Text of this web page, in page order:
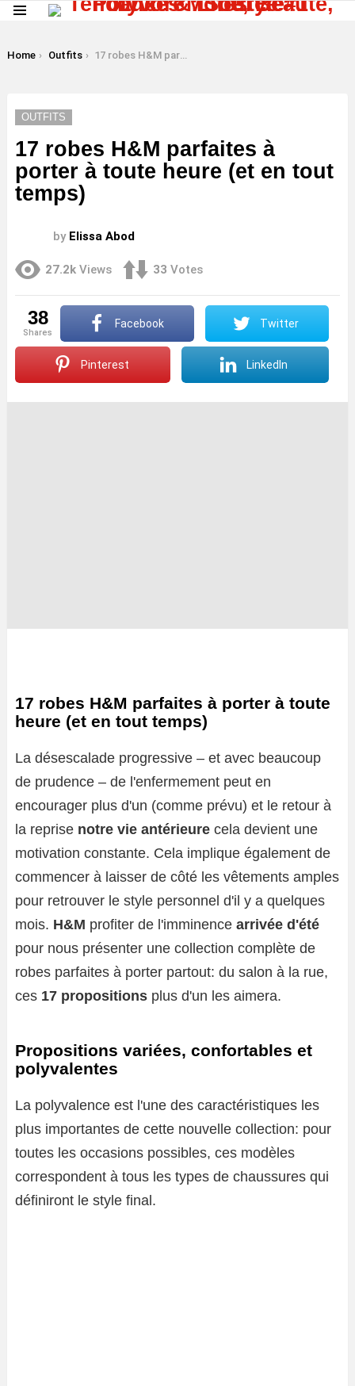
You are here:
Home Outfits 17 robes H&M parfaites à porter à toute heure (et en tout temps)
OUTFITS
17 robes H&M parfaites à
porter à toute heure (et en tout
temps)
by Elissa Abod
27.2k Views 33 Votes
38
shares
Facebook Twitter
Pinterest LinkedIn
17 robes H&M parfaites à porter à toute
heure (et en tout temps)
La désescalade progressive – et avec beaucoup
de prudence – de l'enfermement peut en
encourager plus d'un (comme prévu) et le retour à
la reprise notre vie antérieure cela devient une
motivation constante. Cela implique également de
commencer à laisser de côté les vêtements amples
pour retrouver le style personnel d'il y a quelques
mois. H&M profiter de l'imminence arrivée d'été
pour nous présenter une collection complète de
robes parfaites à porter partout: du salon à la rue,
ces 17 propositions plus d'un les aimera.
Propositions variées, confortables et
polyvalentes
La polyvalence est l'une des caractéristiques les
plus importantes de cette nouvelle collection: pour
toutes les occasions possibles, ces modèles
correspondent à tous les types de chaussures qui
définiront le style final.